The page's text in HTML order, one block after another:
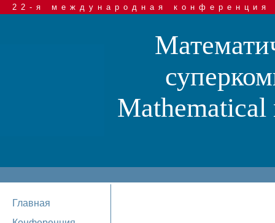
22-я международная
Mathematical
Главная